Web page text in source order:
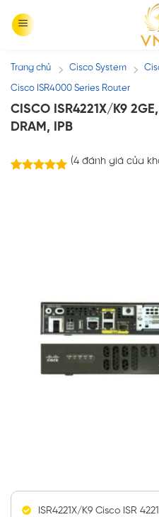
Trang chủ / Cisco System /
Cisco ISR4000 Series Router
CISCO ISR4221X/K9
DRAM, IPB
(4đánh giá của
ISR4221X/K9 Cisco ISR